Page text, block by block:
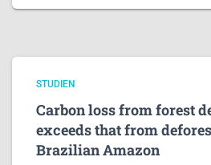
STUDIEN
Carbon loss from forest
exceeds that from
Brazilian Amazon